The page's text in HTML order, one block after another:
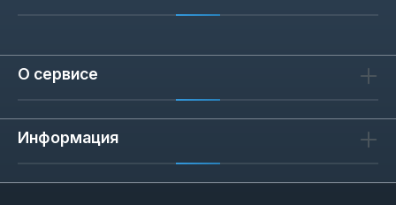
О сервисе
Информация